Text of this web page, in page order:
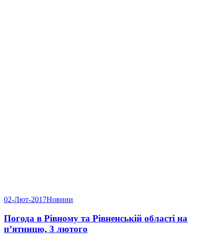
02-Лют-2017Новини
Погода в Рівному та Рівненській області на
п’ятницю, 3 лютого